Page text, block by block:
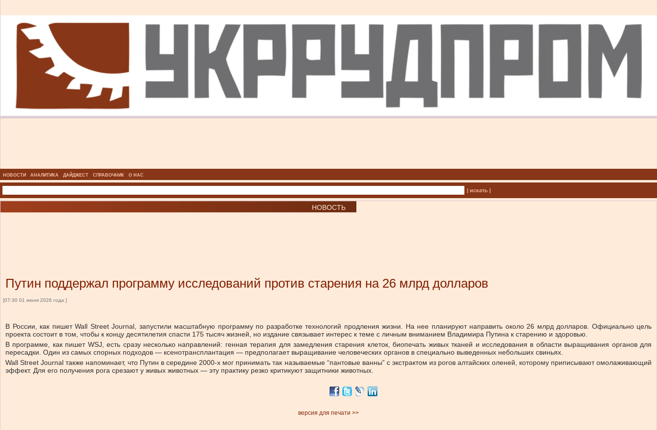
НОВОСТИ АНАЛИТИКА ДАЙДЖЕСТ СПРАВОЧНИК О НАС
| искать |
НОВОСТЬ
Путин поддержал программу исследований против старения на 26 млрд долларов
[07:30 01 июня 2026 года ]
В России, как пишет Wall Street Journal, запустили масштабную программу по разработке технологий продления жизни. На нее планируют направить около 26 млрд долларов. Официально цель
проекта состоит в том, чтобы к концу десятилетия спасти 175 тысяч жизней, но издание связывает интерес к теме с личным вниманием Владимира Путина к старению и здоровью.
В программе, как пишет WSJ, есть сразу несколько направлений: генная терапия для замедления старения клеток, биопечать живых тканей и исследования в области выращивания органов для
пересадки. Один из самых спорных подходов — ксенотрансплантация — предполагает выращивание человеческих органов в специально выведенных небольших свиньях.
Wall Street Journal также напоминает, что Путин в середине 2000-х мог принимать так называемые “пантовые ванны” с экстрактом из рогов алтайских оленей, которому приписывают омолаживающий
эффект. Для его получения рога срезают у живых животных — эту практику резко критикуют защитники животных.
версия для печати >>